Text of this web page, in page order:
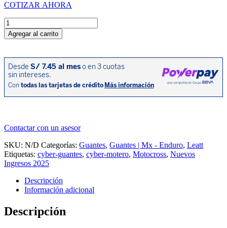
COTIZAR AHORA
GUANTES
MOTO
1.5
PITBOARD
RJ/AZ
cantidad
Agregar al carrito
Contactar con un asesor
SKU: N/D Categorías: Guantes, Guantes | Mx - Enduro, Leatt
Etiquetas: cyber-guantes, cyber-motero, Motocross, Nuevos
Ingresos 2025
Descripción
Información adicional
Descripción